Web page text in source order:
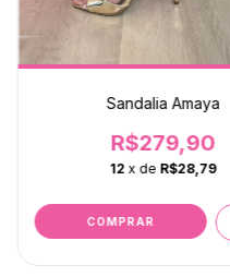
Sandalia Amaya
R$279,90
12 x de R$28,79
COMPRAR